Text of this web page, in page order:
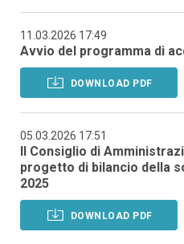
11.03.2026 17:49
Avvio del programma di
DOWNLOAD PDF
05.03.2026 17:51
Il Consiglio di
progetto di bilancio della
2025
DOWNLOAD PDF